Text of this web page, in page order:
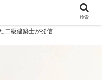
二級建築士が発信
検索